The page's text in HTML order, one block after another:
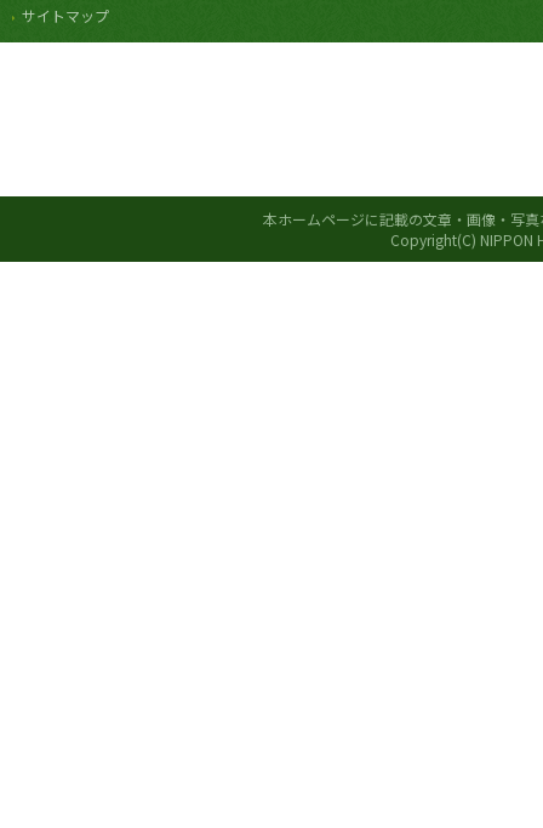
サイトマップ
本ホームページに記載の文章・画像・写
Copyright(C) NIPPON